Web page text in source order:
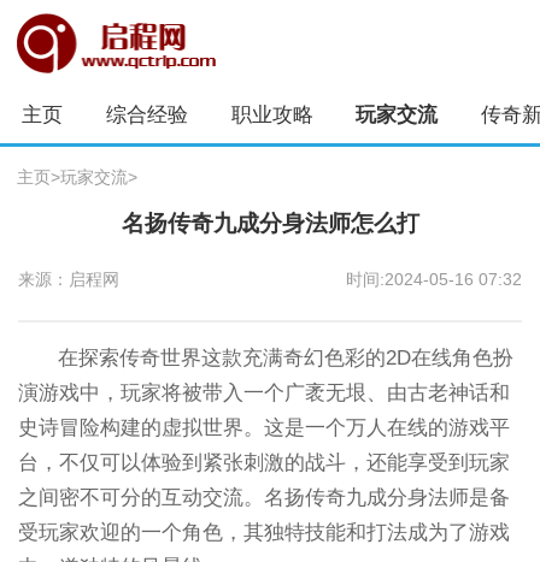
主页 综合经验 职业攻略 玩家交流 传奇
主页>玩家交流>
名扬传奇九成分身法师怎么打
来源：启程网 时间:2024-05-16 07:32
在探索传奇世界这款充满奇幻色彩的2D在线角色扮
演游戏中，玩家将被带入一个广袤无垠、由古老神话和
史诗冒险构建的虚拟世界。这是一个万人在线的游戏平
台，不仅可以体验到紧张刺激的战斗，还能享受到玩家
之间密不可分的互动交流。名扬传奇九成分身法师是备
受玩家欢迎的一个角色，其独特技能和打法成为了游戏